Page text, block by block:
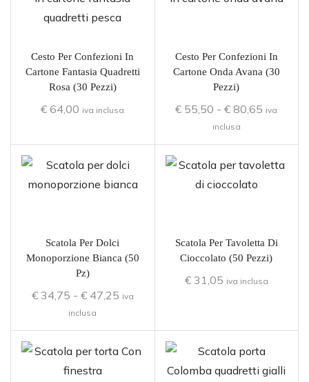
Cesto Per Confezioni In
Cartone Fantasia Quadretti
Rosa (30 Pezzi)
€ 64,00 iva inclusa
Cesto Per Confezioni In
Cartone Onda Avana (30
Pezzi)
€ 55,50 - € 80,65 iva
inclusa
Scatola Per Dolci
Monoporzione Bianca (50
Pz)
€34,75 - €47,25 iva
inclusa
Scatola Per Tavoletta Di
Cioccolato (50 Pezzi)
€31,05 iva inclusa